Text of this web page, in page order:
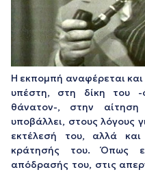
Η εκπομπή αναφέρεται
υπέστη, στη δίκη του -
θάνατον-, στην
υποβάλλει, στους λόγους
εκτέλεσή του, αλλά
κράτησής του. Όπως
απόδρασής του, στις